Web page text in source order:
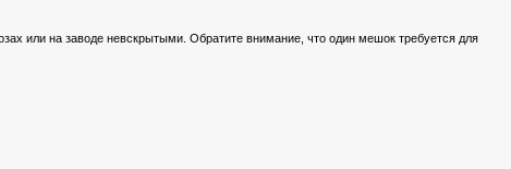
или на заводе невскрытыми. Обратите внимание, что один мешок требуется для